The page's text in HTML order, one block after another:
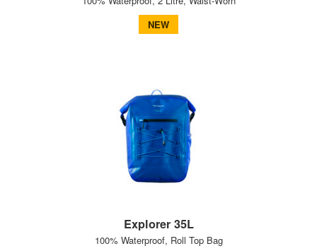
NEW
Explorer 35L
100% Waterproof, Roll Top Bag